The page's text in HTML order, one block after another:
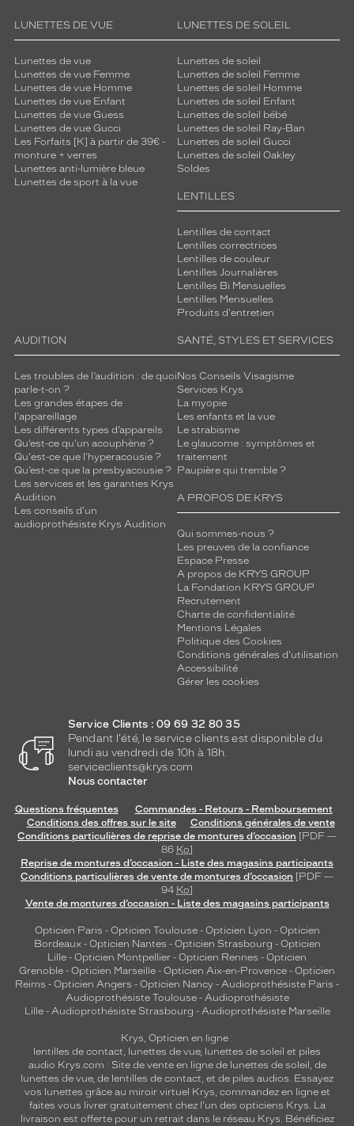
LUNETTES DE VUE
Lunettes de vue
Lunettes de vue Femme
Lunettes de vue Homme
Lunettes de vue Enfant
Lunettes de vue Guess
Lunettes de vue Gucci
Les Forfaits [K] à partir de 39€ -
monture + verres
Lunettes anti-lumière bleue
Lunettes de sport à la vue
LUNETTES DE SOLEIL
Lunettes de soleil
Lunettes de soleil Femme
Lunettes de soleil Homme
Lunettes de soleil Enfant
Lunettes de soleil bébé
Lunettes de soleil Ray-Ban
Lunettes de soleil Gucci
Lunettes de soleil Oakley
Soldes
LENTILLES
Lentilles de contact
Lentilles correctrices
Lentilles de couleur
Lentilles Journalières
Lentilles Bi Mensuelles
Lentilles Mensuelles
Produits d'entretien
AUDITION
Les troubles de l’audition : de quoi
parle-t-on ?
Les grandes étapes de
l'appareillage
Les différents types d’appareils
Qu’est-ce qu'un acouphène ?
Qu'est-ce que l'hyperacousie ?
Qu’est-ce que la presbyacousie ?
Les services et les garanties Krys
Audition
Les conseils d'un
audioprothésiste Krys Audition
SANTÉ, STYLES ET SERVICES
Nos Conseils Visagisme
Services Krys
La myopie
Les enfants et la vue
Le strabisme
Le glaucome : symptômes et
traitement
Paupière qui tremble ?
A PROPOS DE KRYS
Qui sommes-nous ?
Les preuves de la confiance
Espace Presse
A propos de KRYS GROUP
La Fondation KRYS GROUP
Recrutement
Charte de confidentialité
Mentions Légales
Politique des Cookies
Conditions générales d'utilisation
Accessibilité
Gérer les cookies
Service Clients : 09 69 32 80 35
Pendant l'été, le service clients est disponible du
lundi au vendredi de 10h à 18h.
serviceclients@krys.com
Nous contacter
Questions fréquentes
Commandes - Retours - Remboursement
Conditions des offres sur le site
Conditions générales de vente
Conditions particulières de reprise de montures d’occasion [PDF —
86 Ko]
Reprise de montures d’occasion - Liste des magasins participants
Conditions particulières de vente de montures d’occasion [PDF —
94 Ko]
Vente de montures d’occasion - Liste des magasins participants
Opticien Paris - Opticien Toulouse- Opticien Lyon - Opticien
Bordeaux- Opticien Nantes - Opticien Strasbourg - Opticien
Lille - Opticien Montpellier - Opticien Rennes - Opticien
Grenoble - Opticien Marseille - Opticien Aix-en-Provence - Opticien
Reims - Opticien Angers - Opticien Nancy - Audioprothésiste Paris -
Audioprothésiste Toulouse- Audioprothésiste
Lille- Audioprothésiste Strasbourg - Audioprothésiste Marseille
Krys, Opticien en ligne :
lentilles de contact, lunettes de vue, lunettes de soleil et piles
audio Krys.com : Site de vente en ligne de lunettes de soleil, de
lunettes de vue, de lentilles de contact, et de piles audios. Essayez
vos lunettes grâce au miroir virtuel Krys, commandez en ligne et
faites vous livrer gratuitement chez l'un des opticiens Krys. La
livraison est offerte pour un retrait dans le réseau Krys. Bénéficiez